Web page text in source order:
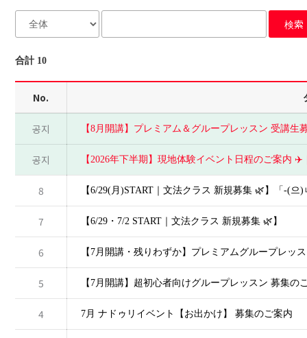
検索
合計 10
No.
공지 【8月開講】プレミアム＆グループレッスン 受講生
공지 【2026年下半期】現地体験イベント日程のご案内 ✈️
8 【6/29(月)START｜文法クラス 新規募集 🌿】「-(으
7 【6/29・7/2 START｜文法クラス 新規募集 🌿】
6 【7月開講・残りわずか】プレミアムグループレッ
5 【7月開講】超初心者向けグループレッスン 募集の
4 7月 ナドゥリイベント【お出かけ】 募集のご案内